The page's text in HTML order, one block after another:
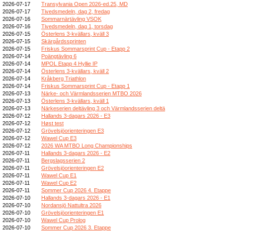
2026-07-17
Transylvania Open 2026-ed.25, MD
2026-07-17
Tivedsmedeln, dag 2, fredag
2026-07-16
Sommarnärtävling VSOK
2026-07-16
Tivedsmedeln, dag 1, torsdag
2026-07-15
Österlens 3-kvällars, kväll 3
2026-07-15
Skärgårdssprinten
2026-07-15
Friskus Sommarsprint Cup - Etapp 2
2026-07-14
Poängtävling 6
2026-07-14
MPOL Etapp 4 Hyllie IP
2026-07-14
Österlens 3-kvällars, kväll 2
2026-07-14
Kråkberg Triathlon
2026-07-14
Friskus Sommarsprint Cup - Etapp 1
2026-07-13
Närke- och Värmlandsserien MTBO 2026
2026-07-13
Österlens 3-kvällars, kväll 1
2026-07-13
Närkeserien deltävling 3 och Värmlandsserien deltä
2026-07-12
Hallands 3-dagars 2026 - E3
2026-07-12
Høst test
2026-07-12
Grövelsjöorienteringen E3
2026-07-12
Wawel Cup E3
2026-07-12
2026 WA MTBO Long Championships
2026-07-11
Hallands 3-dagars 2026 - E2
2026-07-11
Bergslagsserien 2
2026-07-11
Grövelsjöorienteringen E2
2026-07-11
Wawel Cup E1
2026-07-11
Wawel Cup E2
2026-07-11
Sommer Cup 2026 4. Etappe
2026-07-10
Hallands 3-dagars 2026 - E1
2026-07-10
Nordansjö Nattultra 2026
2026-07-10
Grövelsjöorienteringen E1
2026-07-10
Wawel Cup Prolog
2026-07-10
Sommer Cup 2026 3. Etappe